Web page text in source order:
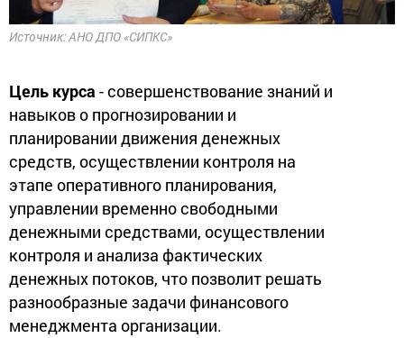
Источник: АНО ДПО «СИПКС»
Цель курса - совершенствование знаний и
навыков о прогнозировании и
планировании движения денежных
средств, осуществлении контроля на
этапе оперативного планирования,
управлении временно свободными
денежными средствами, осуществлении
контроля и анализа фактических
денежных потоков, что позволит решать
разнообразные задачи финансового
менеджмента организации.